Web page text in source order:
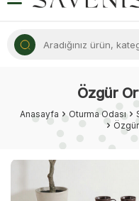
Özgür
Anasayfa Oturma Odası